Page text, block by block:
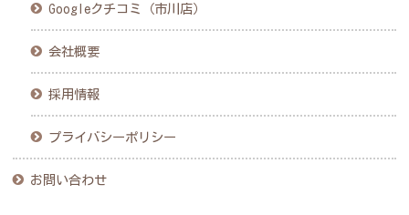
Googleクチコミ（市川店）
会社概要
採用情報
プライバシーポリシー
お問い合わせ